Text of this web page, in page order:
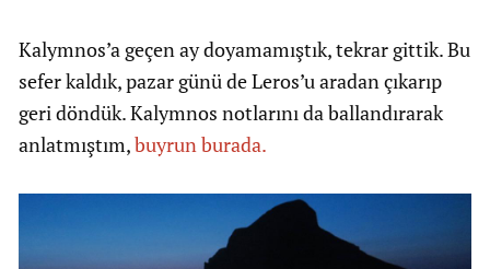
Kalymnos’a geçen ay doyamamıştık, tekrar gittik. Bu
sefer kaldık, pazar günü de Leros’u aradan çıkarıp
geri döndük. Kalymnos notlarını da ballandırarak
anlatmıştım,buyrun burada.